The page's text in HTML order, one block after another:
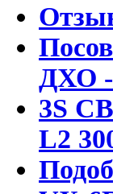
ДХО -
3S
L2